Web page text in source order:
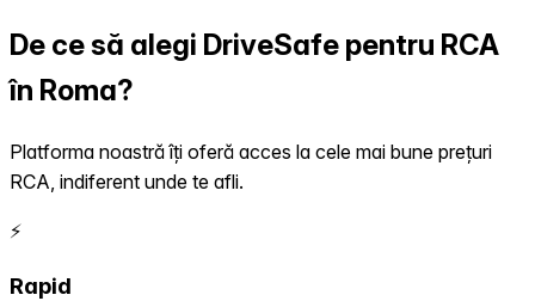
De ce să alegi DriveSafe pentru RCA
în Roma?
Platforma noastră îți oferă acces la cele mai bune prețuri
RCA, indiferent unde te afli.
⚡
Rapid